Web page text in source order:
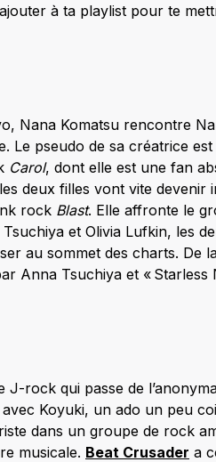
à ta playlist pour te
Nana Komatsu rencontre
Le pseudo de sa créatrice
Carol, dont elle est une fan
deux filles vont vite devenir
rock Blast. Elle affronte le
et Olivia Lufkin, les
au sommet des charts. De
Anna Tsuchiya et «
rock qui passe de
Koyuki, un ado un peu
dans un groupe de rock
musicale. Beat Crusader a